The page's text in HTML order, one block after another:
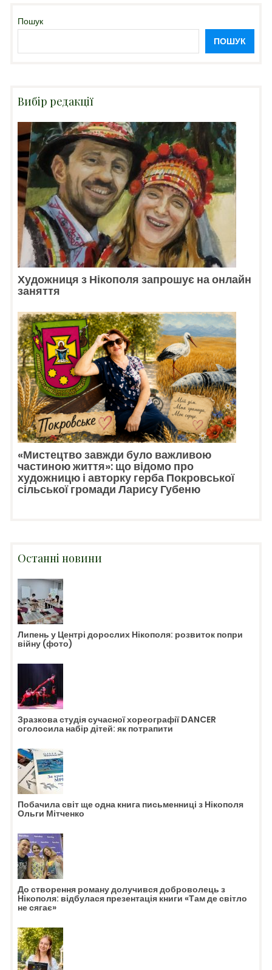
Пошук
ПОШУК
Вибір редакції
Художниця з Нікополя запрошує на онлайн
заняття
«Мистецтво завжди було важливою
частиною життя»: що відомо про
художницю і авторку герба Покровської
сільської громади Ларису Губеню
Останні новини
Липень у Центрі дорослих Нікополя: розвиток попри
війну (фото)
Зразкова студія сучасної хореографії DANCER
оголосила набір дітей: як потрапити
Побачила світ ще одна книга письменниці з Нікополя
Ольги Мітченко
До створення роману долучився доброволець з
Нікополя: відбулася презентація книги «Там де світло
не сягає»